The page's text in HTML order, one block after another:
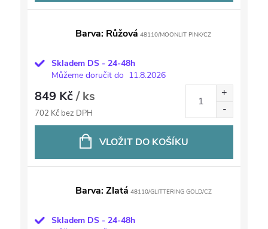
Barva: Růžová 48110/MOONLIT PINK/CZ
Skladem DS - 24-48h
Můžeme doručit do 11.8.2026
849 Kč/ ks
702 Kč bez DPH
VLOŽIT DO KOŠÍKU
Barva: Zlatá 48110/GLITTERING GOLD/CZ
Skladem DS - 24-48h